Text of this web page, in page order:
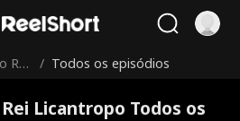
Rei
/ Todos os episódios
Licantropo Todos os